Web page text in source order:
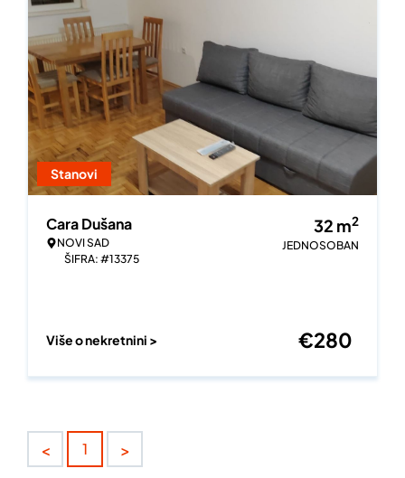
Stanovi
Cara Dušana
NOVI SAD
ŠIFRA: #13375
32 m2
JEDNOSOBAN
Više o nekretnini > €280
< 1 >